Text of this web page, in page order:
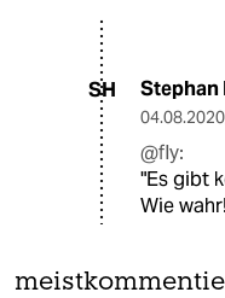
SH Stephan
04.08.2020
@fly:
"Es gibt
Wie wahr!